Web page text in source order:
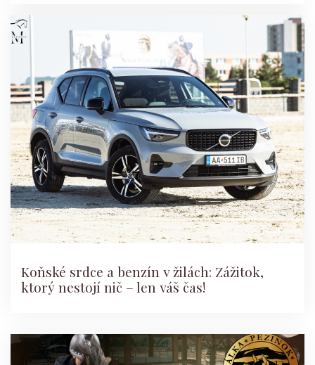
Koňské srdce a benzín v žilách: Zážitok,
ktorý nestojí nič – len váš čas!